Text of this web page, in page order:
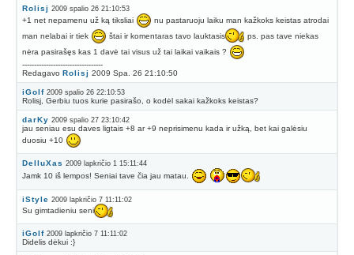
Rolisj 2009 spalio 26 21:10:53
+1 net nepamenu už ką tiksliai
nu pastaruoju laiku man kažkoks keistas atrodai
man nelabai ir tiek
štai ir komentaras tavo lauktasis
ps. pas tave niekas
nėra pasirašęs kas 1 davė tai visus už tai laikai vaikais ?
----------------------------------
Redagavo Rolisj 2009 Spa. 26 21:10:50
iGolf 2009 spalio 26 22:10:53
Rolisj, Gerbiu tuos kurie pasirašo, o kodėl sakai kažkoks keistas?
darKy 2009 spalio 27 23:10:42
jau seniau esu daves ligtais +8 ar +9 neprisimenu kada ir užką, bet kai galėsiu
duosiu +10
DelluXas 2009 lapkričio 1 15:11:44
Jamk 10 iš lempos! Seniai tave čia jau matau.
iStyle 2009 lapkričio 7 11:11:02
Su gimtadieniu seni
iGolf 2009 lapkričio 7 11:11:02
Didelis dėkui :}